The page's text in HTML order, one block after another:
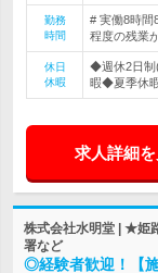
勤務
時間
# 実働8時間
程度の残業
休日
休暇
◆週休2日制
暇◆夏季休
求人詳細
株式会社水明堂 | ★姫
署など
◎経験者歓迎！【